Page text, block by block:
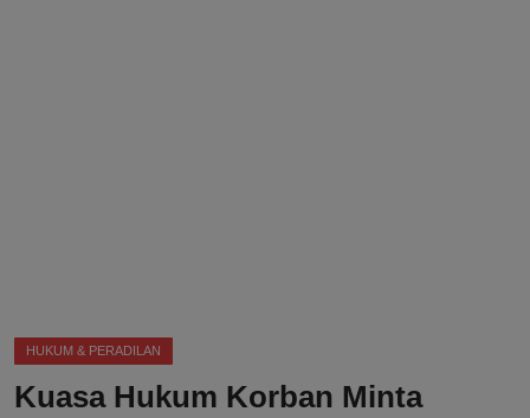
HUKUM & PERADILAN
Kuasa Hukum Korban Minta